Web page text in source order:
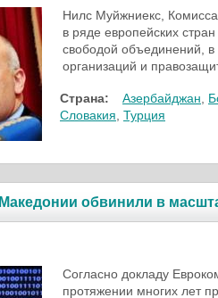
Нилс Муйжниекс,
в ряде европейских
свободой объединений, в
организаций и
Страна: Азербайджан
Словакия Турция
обвинили в
Согласно докладу
протяжении многих лет